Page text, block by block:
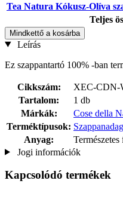
Tea Natura Kókusz-Olíva
Teljes
Mindkettő a kosárba
Leírás
Ez szappantartó 100% -ban
Cikkszám:
XEC-CDN-
Tartalom:
1 db
Márkák:
Cose della
Terméktípusok:
Anyag:
Természetes
Jogi információk
Kapcsolódó termékek